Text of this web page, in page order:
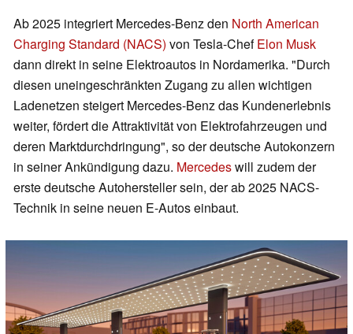
Ab 2025 integriert Mercedes-Benz den North American
Charging Standard (NACS) von Tesla-ChefElon Musk
dann direkt in seine Elektroautos in Nordamerika. "Durch
diesen uneingeschränkten Zugang zu allen wichtigen
Ladenetzen steigert Mercedes-Benz das Kundenerlebnis
weiter, fördert die Attraktivität von Elektrofahrzeugen und
deren Marktdurchdringung", so der deutsche Autokonzern
in seiner Ankündigung dazu. Mercedeswill zudem der
erste deutsche Autohersteller sein, der ab 2025 NACS-
Technik in seine neuen E-Autos einbaut.